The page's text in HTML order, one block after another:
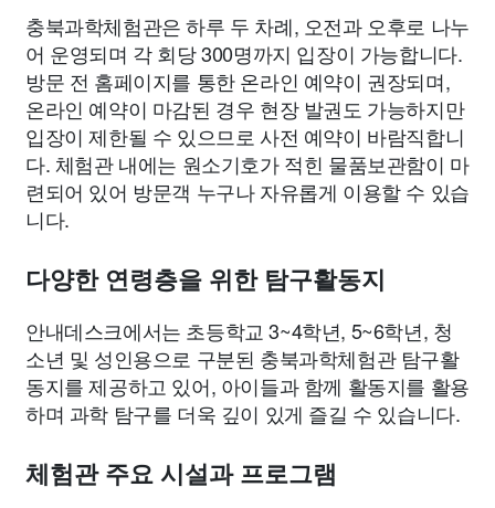
충북과학체험관은 하루 두 차례, 오전과 오후로 나누
어 운영되며 각 회당 300명까지 입장이 가능합니다.
방문 전 홈페이지를 통한 온라인 예약이 권장되며,
온라인 예약이 마감된 경우 현장 발권도 가능하지만
입장이 제한될 수 있으므로 사전 예약이 바람직합니
다. 체험관 내에는 원소기호가 적힌 물품보관함이 마
련되어 있어 방문객 누구나 자유롭게 이용할 수 있습
니다.
다양한 연령층을 위한 탐구활동지
안내데스크에서는 초등학교 3~4학년, 5~6학년, 청
소년 및 성인용으로 구분된 충북과학체험관 탐구활
동지를 제공하고 있어, 아이들과 함께 활동지를 활용
하며 과학 탐구를 더욱 깊이 있게 즐길 수 있습니다.
체험관 주요 시설과 프로그램